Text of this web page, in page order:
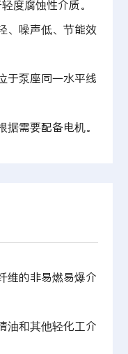
度腐蚀性介质。
、噪声低、节能效
于泵座同一水平线
需要配备电机。
维的非易燃易爆介
油和其他轻化工介